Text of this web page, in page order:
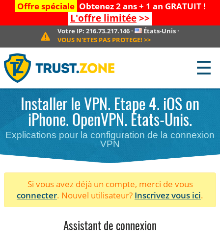
Offre spéciale Obtenez 2 ans + 1 an GRATUIT !
L'offre limitée>>
Votre IP: 216.73.217.146· États-Unis ·
VOUS N'ETES PAS PROTEGE! >>
☰
Installer le VPN. Etape 4. iOS on
iPhone. OpenVPN. États-Unis.
Explications pour la configuration de la connexion
VPN
Si vous avez déjà un compte, merci de vous
connecter. Nouvel utilisateur? Inscrivez vous ici.
Assistant de connexion